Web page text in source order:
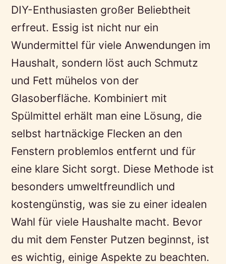
DIY-Enthusiasten großer Beliebtheit
erfreut. Essig ist nicht nur ein
Wundermittel für viele Anwendungen im
Haushalt, sondern löst auch Schmutz
und Fett mühelos von der
Glasoberfläche. Kombiniert mit
Spülmittel erhält man eine Lösung, die
selbst hartnäckige Flecken an den
Fenstern problemlos entfernt und für
eine klare Sicht sorgt. Diese Methode ist
besonders umweltfreundlich und
kostengünstig, was sie zu einer idealen
Wahl für viele Haushalte macht. Bevor
du mit dem Fenster Putzen beginnst, ist
es wichtig, einige Aspekte zu beachten.